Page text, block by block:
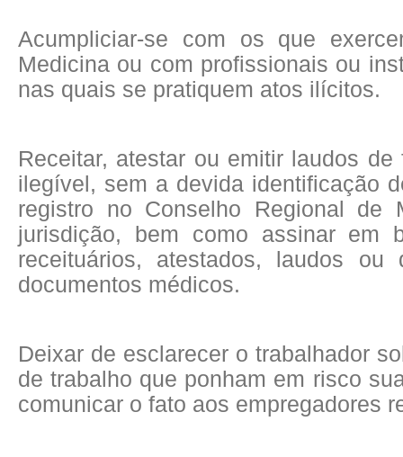
Acumpliciar-se com os que
Medicina ou com profissionais ou
nas quais se pratiquem atos ilícitos.
Receitar, atestar ou emitir laudos de
ilegível, sem a devida identificação
registro no Conselho Regional de
jurisdição, bem como assinar em
receituários, atestados, laudos ou
documentos médicos.
Deixar de esclarecer o trabalhador
de trabalho que ponham em risco
comunicar o fato aos empregadores